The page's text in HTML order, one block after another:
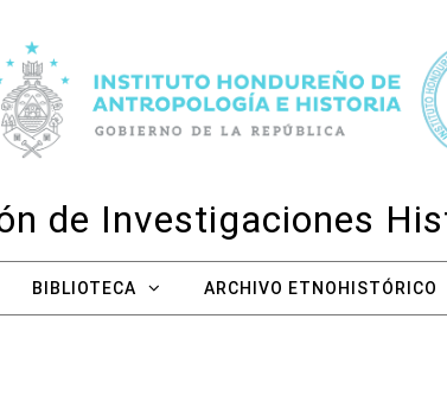
de Investigaciones
BIBLIOTECA ARCHIVO ETNOHISTÓRICO